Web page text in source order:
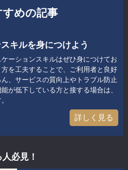
すめの記事
キルを身につけよう
ーションスキルはぜひ身につけてお
を工夫することで、ご利用者と良好
、サービスの質向上やトラブル防止
が低下している方と接する場合は、
詳しく見る
必見！